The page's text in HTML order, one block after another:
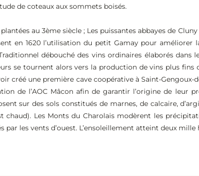
de coteaux aux sommets boisés.
au 3ème siècle ; Les puissantes abbayes de
en 1620 l’utilisation du petit Gamay pour
débouché des vins ordinaires élaborés
se tournent alors vers la production de vins plus
créé une première cave coopérative à Saint-
de l’AOC Mâcon afin de garantir l’origine de leur
sur des sols constitués de marnes, de calcaire,
chaud). Les Monts du Charolais modèrent les
par les vents d’ouest. L’ensoleillement atteint deux mille